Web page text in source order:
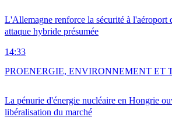
L'Allemagne renforce la sécurité à l'aéroport
attaque hybride présumée
14:33
La pénurie d'énergie nucléaire en Hongrie
libéralisation du marché
PROENERGIE, ENVIRONNEMENT ET